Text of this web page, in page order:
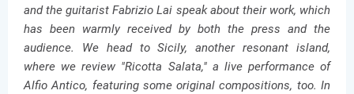
and the guitarist Fabrizio Lai speak about their work, which
has been warmly received by both the press and the
audience. We head to Sicily, another resonant island,
where we review "Ricotta Salata," a live performance of
Alfio Antico, featuring some original compositions, too. In